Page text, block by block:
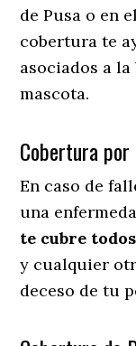
de Pusa o en
cobertura te
asociados a
mascota.
Cobertura
En caso de
una
te cubre
y cualquier
deceso de tu